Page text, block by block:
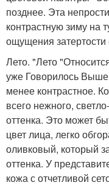
позднее. Эта
контрастную зиму на
ощущения затертости
Лето. "Лето
уже Говорилось
менее контрастное.
всего нежного,
оттенка. Это может
цвет лица, легко
оливковый, который
оттенка. У
кожа с отчетливой